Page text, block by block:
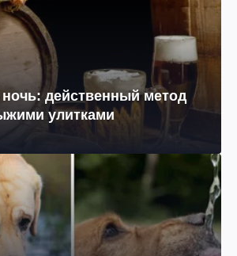
ночь: действенный метод
улитками